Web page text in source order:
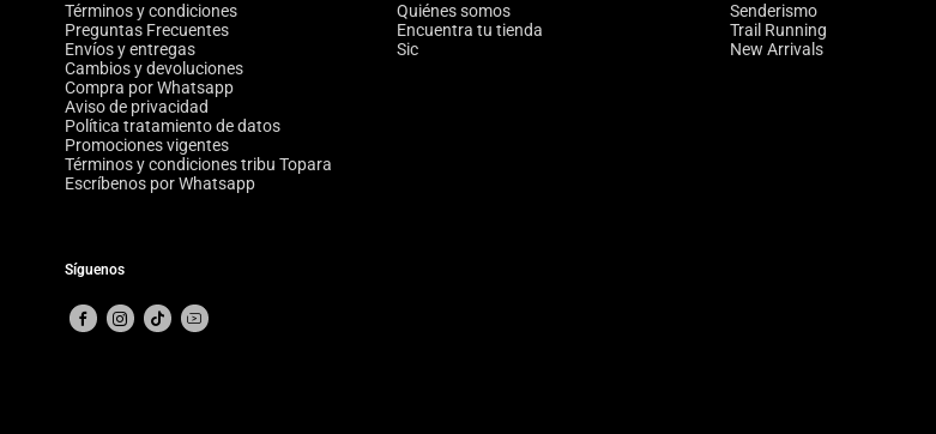
Términos y condiciones
Preguntas Frecuentes
Envíos y entregas
Cambios y devoluciones
Compra por Whatsapp
Aviso de privacidad
Política tratamiento de datos
Promociones vigentes
Términos y condiciones tribu Topara
Escríbenos por Whatsapp
Quiénes somos
Encuentra tu tienda
Sic
Senderismo
Trail Running
New Arrivals
Síguenos